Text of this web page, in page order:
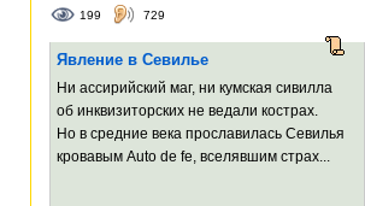
199 729
Явление в Севилье
Ни ассирийский маг, ни кумская сивилла
об инквизиторских не ведали кострах.
Но в средние века прославилась Севилья
кровавым Auto de fe, вселявшим страх...